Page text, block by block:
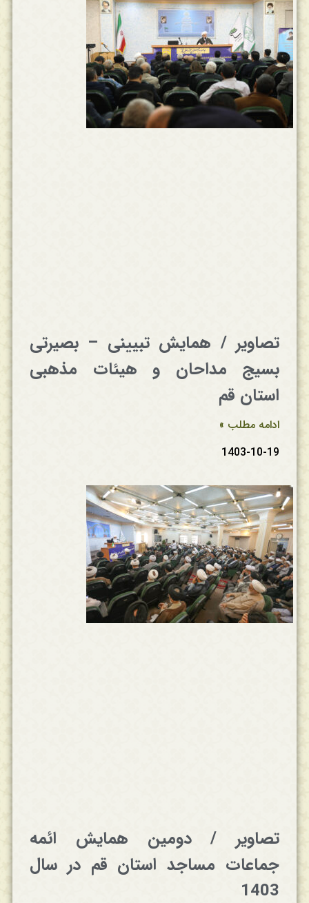
تصاویر / همایش تبیینی – بصیرتی
بسیج مداحان و هیئات مذهبی
استان قم
ادامه مطلب »
1403-10-19
تصاویر / دومین همایش ائمه
جماعات مساجد استان قم در سال
1403